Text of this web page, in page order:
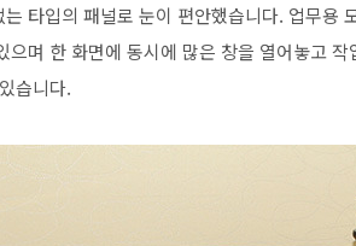
타입의 패널로 눈이 편안했습니다. 업무용
으며 한 화면에 동시에 많은 창을 열어놓고
습니다.